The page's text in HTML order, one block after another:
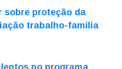
sobre proteção da
trabalho-família
no programa